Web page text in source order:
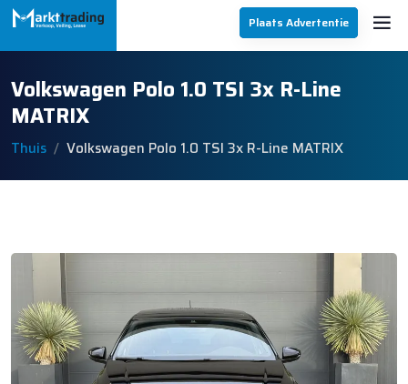
Plaats Advertentie
Volkswagen Polo 1.0 TSI 3x R-Line
MATRIX
Thuis Volkswagen Polo 1.0 TSI 3x R-Line MATRIX